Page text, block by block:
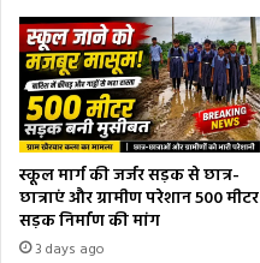
स्कूल मार्ग की जर्जर सड़क से छात्र-
छात्राएं और ग्रामीण परेशान 500 मीटर
सड़क निर्माण की मांग
3 days ago